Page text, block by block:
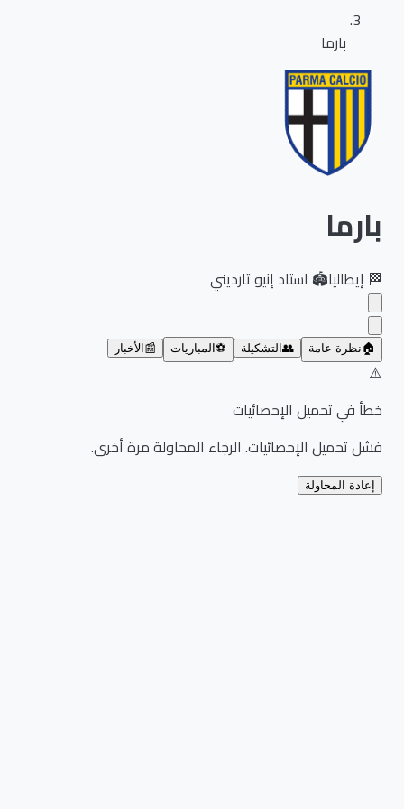
بارما
بارما
إيطاليا🏟️استاد إنيو تارديني
نظرة عامة 👥 التشكيلة ⚽ المباريات 📰 الأخبار
خطأ في تحميل الإحصائيات
فشل تحميل الإحصائيات. الرجاء المحاولة مرة أخرى.
إعادة المحاولة